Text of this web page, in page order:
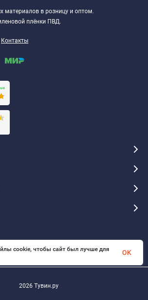
материалов в розницу и оптом.
плёнки ПВД.
Контакты
2026 Тувин.ру
cookie, чтобы сайт был лучше для
OK